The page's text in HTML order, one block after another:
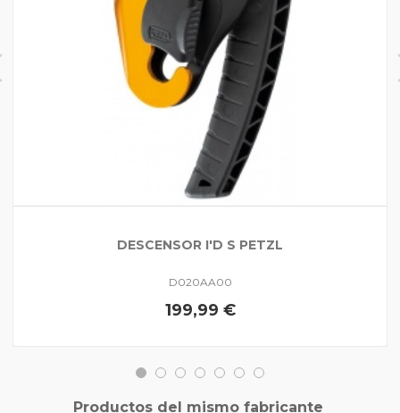
DESCENSOR I'D S PETZL
D020AA00
199,99 €
Productos del mismo fabricante